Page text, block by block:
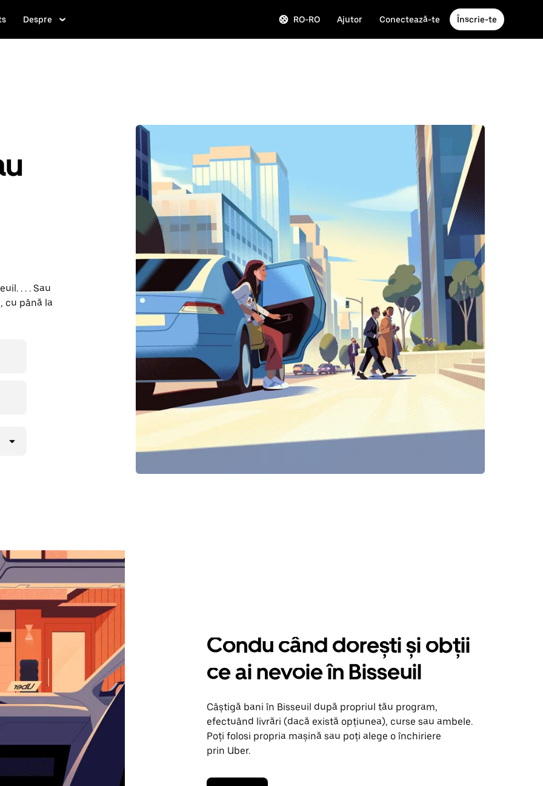
Despre RO-RO Ajutor Conectează-te Înscrie-te
. . . Sau
cu până la
Condu când dorești și obții
ce ai nevoie în Bisseuil
Câștigă bani în Bisseuil după propriul tău program,
efectuând livrări (dacă există opțiunea), curse sau ambele.
Poți folosi propria mașină sau poți alege o închiriere
prin Uber.